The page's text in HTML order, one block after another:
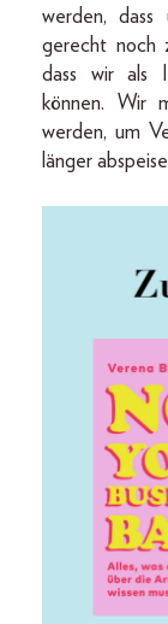
werden,
gerecht noch
dass wir als
können. Wir
werden, um
länger